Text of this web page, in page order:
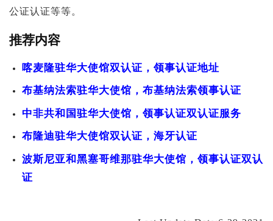
公证认证等等。
推荐内容
喀麦隆驻华大使馆双认证，领事认证地址
布基纳法索驻华大使馆，布基纳法索领事认证
中非共和国驻华大使馆，领事认证双认证服务
布隆迪驻华大使馆双认证，海牙认证
波斯尼亚和黑塞哥维那驻华大使馆，领事认证双认
证